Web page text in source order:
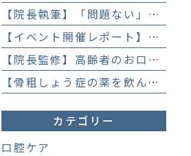
【院長執筆】「問題ない」と言われ続けた歯の違和感……60代女性が「80歳で20本の自前の歯」を守るために選んだ精密総合治療の全貌
【イベント開催レポート】笑顔がいっぱい！歯科衛生士×管理栄養士がお届けする「親子で楽しむむし歯になりにくいお菓子作り体験」】
【院長監修】高齢者のお口の健康が、全身の健康につながる理由。生涯おいしく食べるための「口内環境検査」とオーダーメイド予防】
【骨粗しょう症の薬を飲んでいても抜歯はできる？】顎骨壊死を防ぐために大切な口腔管理について
カテゴリー
口腔ケア